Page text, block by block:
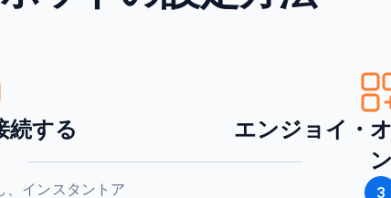
続する
、インスタントア
エンジョイ・
ン
3